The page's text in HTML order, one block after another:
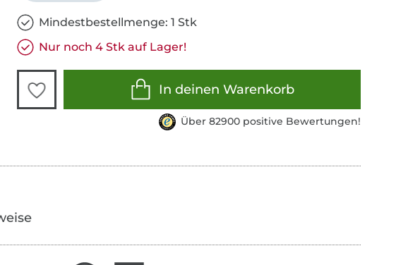
Mindestbestellmenge: 1 Stk
Nur noch 4 Stk auf Lager!
In deinen Warenkorb
Über 82900 positive Bewertungen!